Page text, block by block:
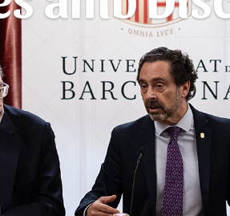
a Barcelona